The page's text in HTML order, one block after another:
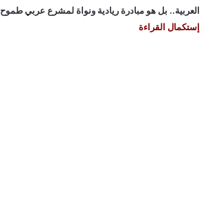
العربية.. بل هو مبادرة ريادية ونواة لمشرع عربي طموح
إستكمال القراءة